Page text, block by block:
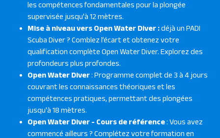
les compétences fondamentales pour la plongée
supervisée jusqu'à 12 mètres.
Mise à niveau vers Open Water Diver :déjà un PADI
Scuba Diver ? Comblez l’écart et obtenez votre
qualification complète Open Water Diver. Explorez des
profondeurs plus profondes.
Open Water Diver: Programme complet de 3 à 4 jours
couvrant les connaissances théoriques et les
compétences pratiques, permettant des plongées
jusqu'à 18 mètres.
Open Water Diver - Cours de référence: Vous avez
commencé ailleurs ? Complétez votre formation en